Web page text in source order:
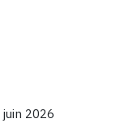
juin 2026